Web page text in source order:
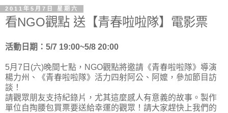
2011年5月7日 星期六
看NGO觀點 送【青春啦啦隊】電影票
活動日期：5/7 19:00~5/8 20:00
5月7日(六)晚間七點，NGO觀點將邀請《青春啦啦隊》導演
楊力州、《青春啦啦隊》活力四射阿公、阿嬤，參加節目訪
談！
請觀眾朋友支持紀錄片，尤其這麼感人有意義的故事。製作
單位自掏腰包買票要送給幸運的觀眾！請大家趕快上我們的